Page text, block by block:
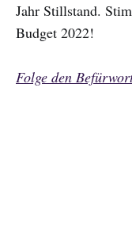
Jahr Stillstand.
Budget 2022!
Folge den